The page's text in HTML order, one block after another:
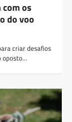
os
do voo
criar desafios
oposto…